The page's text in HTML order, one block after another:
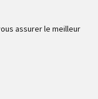
assurer le meilleur